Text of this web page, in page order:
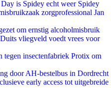
is Spidey echt weer Spidey
zorgprofessional Jan
om ernstig alcoholmisbruik
vliegveld voedt vrees voor
insectenfabriek Protix om
door AH-bestelbus in Dordrecht
early access tot uitgebreide